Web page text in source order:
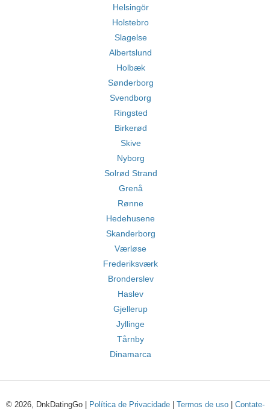
Helsingör
Holstebro
Slagelse
Albertslund
Holbæk
Sønderborg
Svendborg
Ringsted
Birkerød
Skive
Nyborg
Solrød Strand
Grenå
Rønne
Hedehusene
Skanderborg
Værløse
Frederiksværk
Bronderslev
Haslev
Gjellerup
Jyllinge
Tårnby
Dinamarca
© 2026, DnkDatingGo | Política de Privacidade| Termos de uso| Contate-